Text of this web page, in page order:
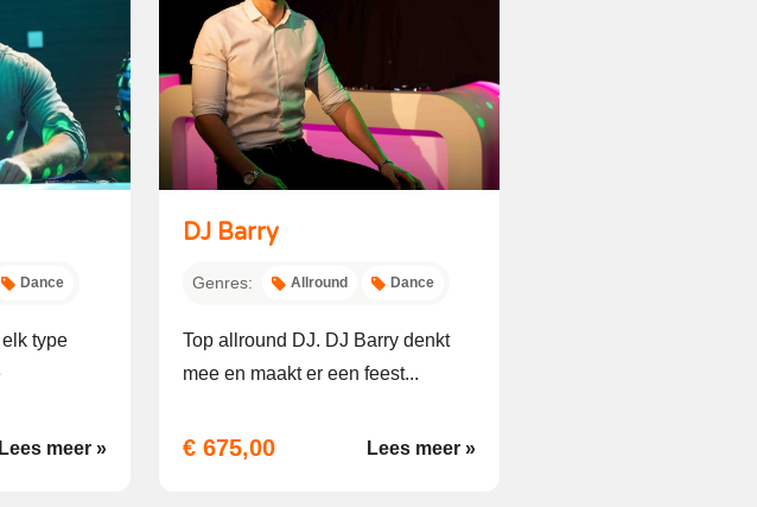
Dance
type
Lees meer »
DJ Barry
Genres: Allround Dance
Top allround DJ. DJ Barry denkt
mee en maakt er een feest...
€ 675,00 Lees meer »